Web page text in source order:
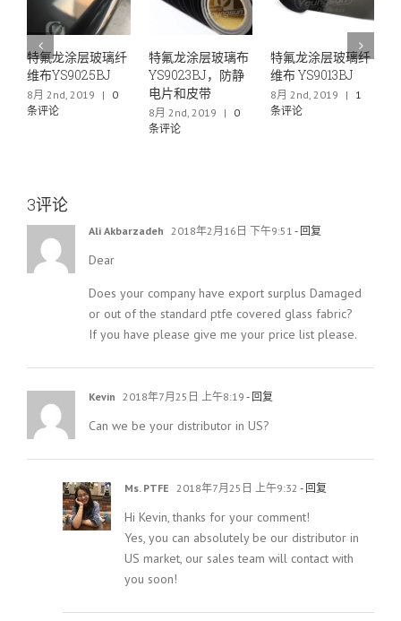
玻璃纤
0
特氟龙涂层玻璃布
YS9023BJ，防静
电片和皮带
0
特氟龙涂层玻璃纤
维布 YS9013BJ
8月 2nd, 2019
1
条评论
特氟龙薄膜层压
布YS6040
6月 29th, 2019
3评论
Ali Akbarzadeh 2018年2月16日 下午9:51 - 回复
Dear
Does your company have export surplus Damaged
or out of the standard ptfe covered glass fabric?
If you have please give me your price list please.
Kevin 2018年7月25日 上午8:19 - 回复
Can we be your distributor in US?
Ms. PTFE 2018年7月25日 上午9:32 - 回复
Hi Kevin, thanks for your comment!
Yes, you can absolutely be our distributor in
US market, our sales team will contact with
you soon!